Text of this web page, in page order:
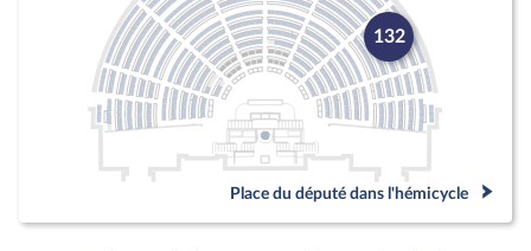
132
Place du député dans l'hémicycle